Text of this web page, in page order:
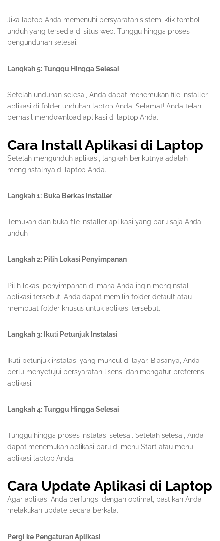
Jika laptop Anda memenuhi persyaratan sistem, klik tombol
unduh yang tersedia di situs web. Tunggu hingga proses
pengunduhan selesai.
Langkah 5: Tunggu Hingga Selesai
Setelah unduhan selesai, Anda dapat menemukan file installer
aplikasi di folder unduhan laptop Anda. Selamat! Anda telah
berhasil mendownload aplikasi di laptop Anda.
Cara Install Aplikasi di Laptop
Setelah mengunduh aplikasi, langkah berikutnya adalah
menginstalnya di laptop Anda.
Langkah 1: Buka Berkas Installer
Temukan dan buka file installer aplikasi yang baru saja Anda
unduh.
Langkah 2: Pilih Lokasi Penyimpanan
Pilih lokasi penyimpanan di mana Anda ingin menginstal
aplikasi tersebut. Anda dapat memilih folder default atau
membuat folder khusus untuk aplikasi tersebut.
Langkah 3: Ikuti Petunjuk Instalasi
Ikuti petunjuk instalasi yang muncul di layar. Biasanya, Anda
perlu menyetujui persyaratan lisensi dan mengatur preferensi
aplikasi.
Langkah 4: Tunggu Hingga Selesai
Tunggu hingga proses instalasi selesai. Setelah selesai, Anda
dapat menemukan aplikasi baru di menu Start atau menu
aplikasi laptop Anda.
Cara Update Aplikasi di Laptop
Agar aplikasi Anda berfungsi dengan optimal, pastikan Anda
melakukan update secara berkala.
Pergi ke Pengaturan Aplikasi